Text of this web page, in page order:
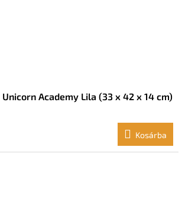
Academy Lila (33 x 42 x 14 cm)
Kosárba